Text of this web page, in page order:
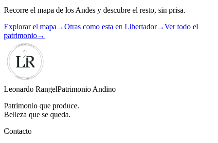
Recorre el mapa de los Andes y descubre el resto, sin prisa.
Explorar el mapa →Otras como esta en Libertador→Ver todo el
patrimonio→
Leonardo RangelPatrimonio Andino
Patrimonio que produce.
Belleza que se queda.
Contacto